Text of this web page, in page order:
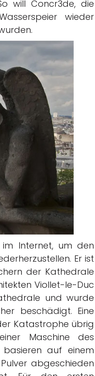
will Concr3de, die
wieder
Internet, um den
Er ist
der Kathedrale
Viollet-le-Duc
und wurde
beschädigt. Eine
Katastrophe übrig
Maschine des
basieren auf einem
abgeschieden